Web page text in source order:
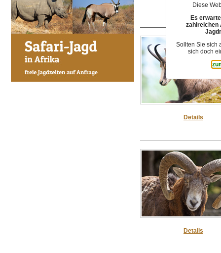
Details
Details
Details
Diese
Es
zahlreichen
Sollten Sie sich
sich doch